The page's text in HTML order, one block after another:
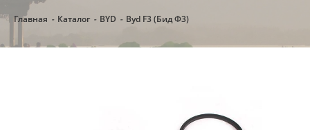
Главная Каталог BYD Byd F3 (Бид Ф3)